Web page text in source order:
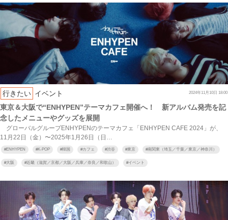
行きたい イベント 2024年11月10日 18:00
東京＆大阪で“ENHYPEN”テーマカフェ開催へ！ 新アルバム発売を記
念したメニューやグッズを展開
グローバルグループENHYPENのテーマカフェ「ENHYPEN CAFE 2024」が、
11月22日（金）〜2025年1月26日（日…
#ENHYPEN #K-POP #韓国 #カフェ #渋谷 #東京 #南関東（埼玉／千葉／東京／神奈川）
#大阪 #近畿（滋賀／京都／大阪／兵庫／奈良／和歌山） #イベント